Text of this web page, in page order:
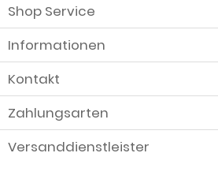
Shop Service
Informationen
Kontakt
Zahlungsarten
Versanddienstleister